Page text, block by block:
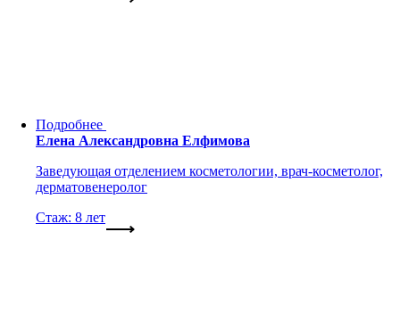
Подробнее
Елена Александровна Елфимова
Заведующая отделением косметологии, врач-косметолог,
дерматовенеролог
Стаж: 8 лет